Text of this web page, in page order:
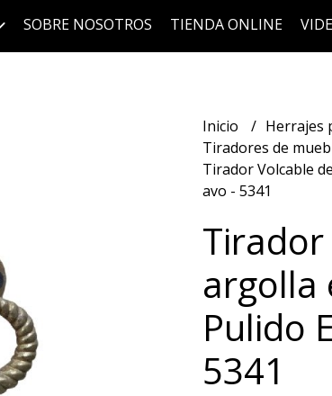
SOBRE NOSOTROS TIENDA ONLINE
Inicio
Herrajes
Tiradores de
Tirador Volcable
avo - 5341
Tirador
argolla
Pulido
5341